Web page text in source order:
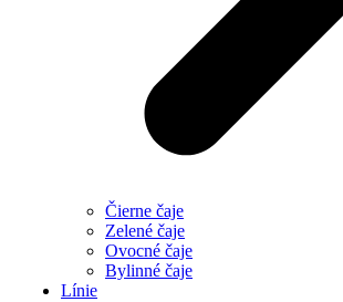
Čierne čaje
Zelené čaje
Ovocné čaje
Bylinné čaje
Línie